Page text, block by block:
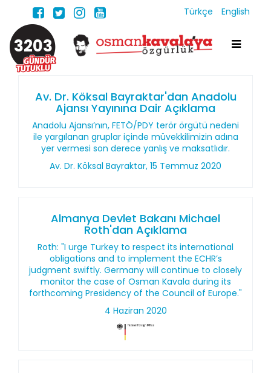
Türkçe English
3203
Av. Dr. Köksal Bayraktar'dan Anadolu
Ajansı Yayınına Dair Açıklama
Anadolu Ajansı’nın, FETÖ/PDY terör örgütü nedeni
ile yargılanan gruplar içinde müvekkilimizin adına
yer vermesi son derece yanlış ve maksatlıdır.
Av. Dr. Köksal Bayraktar, 15 Temmuz 2020
Almanya Devlet Bakanı Michael
Roth'dan Açıklama
Roth: "I urge Turkey to respect its international
obligations and to implement the ECHR’s
judgment swiftly. Germany will continue to closely
monitor the case of Osman Kavala during its
forthcoming Presidency of the Council of Europe."
4 Haziran 2020